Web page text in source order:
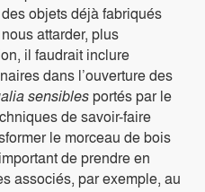
objets déjà fabriqués
attarder, plus
il faudrait inclure
dans l’ouverture des
sensibles portés par le
de savoir-faire
le morceau de bois
de prendre en
associés, par exemple, au